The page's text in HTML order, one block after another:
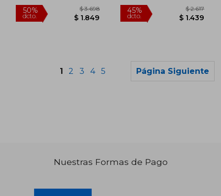
1 2 3 4 5 Página Siguiente
Nuestras Formas de Pago